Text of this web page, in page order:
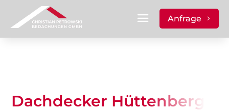
Anfrage
Dachdecker Hüttenberg